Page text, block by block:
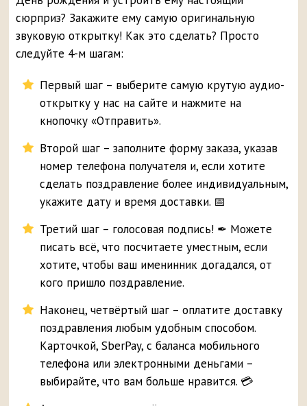
сюрприз? Закажите ему самую оригинальную
звуковую открытку! Как это сделать? Просто
следуйте 4-м шагам:
Первый шаг – выберите самую крутую аудио-
открытку у нас на сайте и нажмите на
кнопочку «Отправить».
Второй шаг – заполните форму заказа, указав
номер телефона получателя и, если хотите
сделать поздравление более индивидуальным,
укажите дату и время доставки. 📅
Третий шаг – голосовая подпись! ✒ Можете
писать всё, что посчитаете уместным, если
хотите, чтобы ваш именинник догадался, от
кого пришло поздравление.
Наконец, четвёртый шаг – оплатите доставку
поздравления любым удобным способом.
Карточкой, SberPay, с баланса мобильного
телефона или электронными деньгами –
выбирайте, что вам больше нравится. 💳